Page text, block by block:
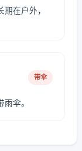
在户外，
带伞
伞。